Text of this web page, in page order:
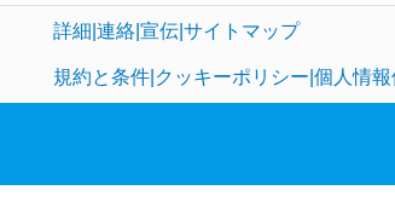
詳細 連絡 宣伝 サイトマップ
規約と条件 クッキーポリシー 個人情